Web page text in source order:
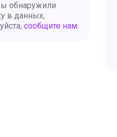
обнаружили
в данных,
сообщите нам.